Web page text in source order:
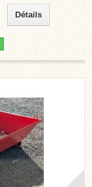
Détails